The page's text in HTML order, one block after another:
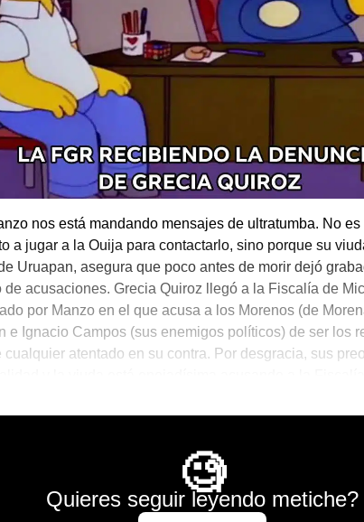
nos está mandando mensajes de ultratumba. No
a jugar a la Ouija para contactarlo, sino porque su
Uruapan, asegura que poco antes de morir dejó
de acusaciones. Grecia Quiroz llegó a la Fiscalía de
por Manzo en el que acusa a los Morenos (de
e Ignacio Campos (sus enemigos políticos) de ser los
cualquier atentado en su contra. Por desgracia, sus
🧐
Quieres seguir leyendo metiche?